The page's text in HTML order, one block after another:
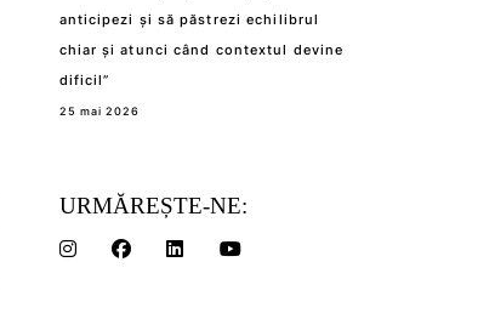
anticipezi și să păstrezi echilibrul
chiar și atunci când contextul devine
dificil”
25 mai 2026
URMĂREȘTE-NE: